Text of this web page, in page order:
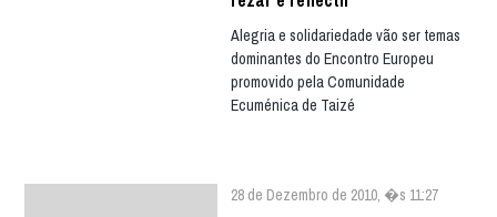
Alegria e solidariedade vão ser temas
dominantes do Encontro Europeu
promovido pela Comunidade
Ecuménica de Taizé
28 de Dezembro de 2010, �s 11:27